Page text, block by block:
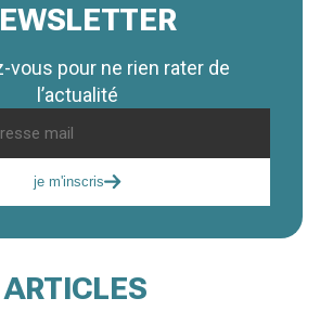
vous pour ne rien rater de
l’actualité
je m'inscris